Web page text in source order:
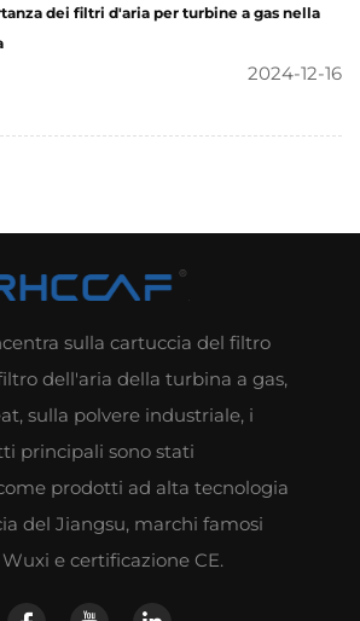
dei filtri d'aria per turbine a gas nella
2024-12-16
sulla cartuccia del filtro
dell'aria della turbina a gas,
sulla polvere industriale, i
principali sono stati
prodotti ad alta tecnologia
del Jiangsu, marchi famosi
e certificazione CE.